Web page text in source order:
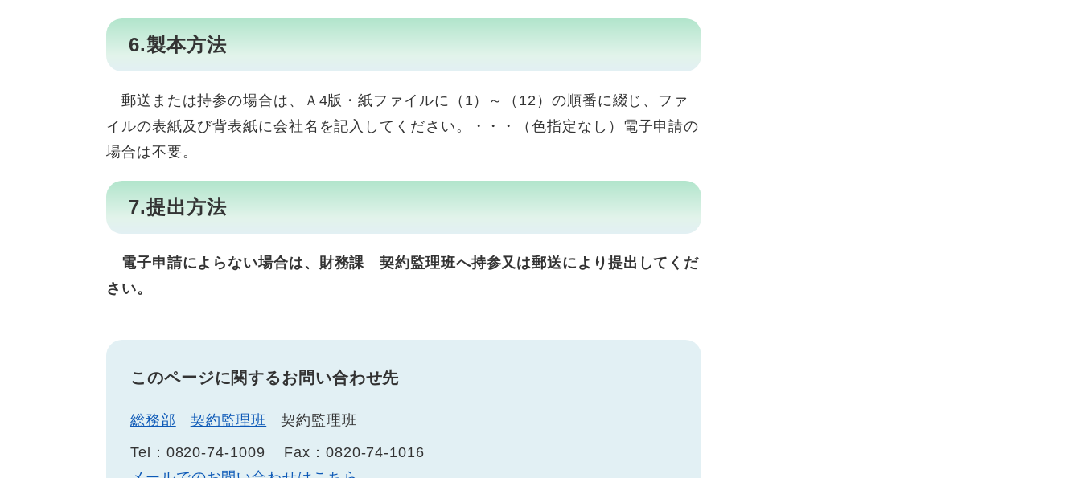
6.製本方法
郵送または持参の場合は、Ａ4版・紙ファイルに（1）～（12）の順番に綴じ、ファ
イルの表紙及び背表紙に会社名を記入してください。・・・（色指定なし）電子申請の
場合は不要。
7.提出方法
電子申請によらない場合は、財務課 契約監理班へ持参又は郵送により提出してくだ
さい。
このページに関するお問い合わせ先
総務部 契約監理班
契約監理班
Tel：0820-74-1009
Fax：0820-74-1016